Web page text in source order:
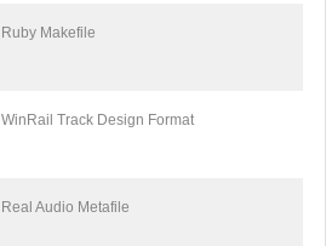
Ruby Makefile
WinRail Track Design Format
Real Audio Metafile